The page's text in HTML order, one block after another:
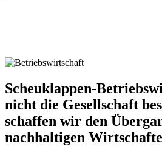
Scheuklappen-
nicht die Gesellschaft
schaffen wir den
nachhaltigen